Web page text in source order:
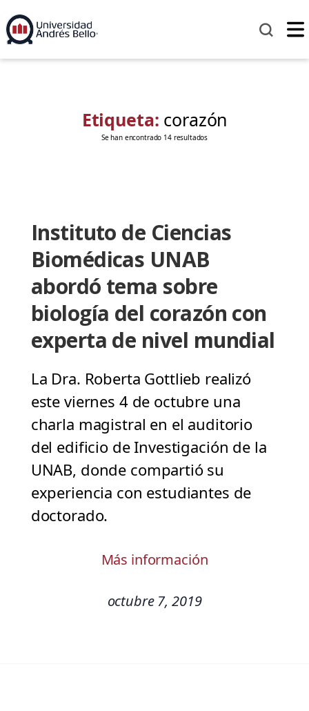
Etiqueta: corazón
Se han encontrado 14 resultados
Instituto de Ciencias
Biomédicas UNAB
abordó tema sobre
biología del corazón con
experta de nivel mundial
La Dra. Roberta Gottlieb realizó
este viernes 4 de octubre una
charla magistral en el auditorio
del edificio de Investigación de la
UNAB, donde compartió su
experiencia con estudiantes de
doctorado.
Más información
octubre 7, 2019